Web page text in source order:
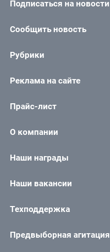
Подписаться на новости
Сообщить новость
Рубрики
Реклама на сайте
Прайс-лист
О компании
Наши награды
Наши вакансии
Техподдержка
Предвыборная агитация